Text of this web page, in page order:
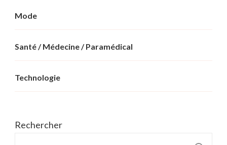
Mode
Santé / Médecine / Paramédical
Technologie
Rechercher